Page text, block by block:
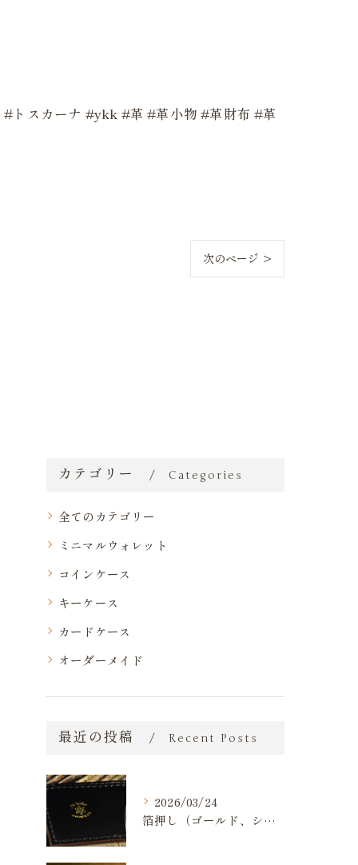
スカーナ #ykk #革 #革小物 #革財布 #革
次のページ >
カテゴリー Categories
全てのカテゴリー
ミニマルウォレット
コインケース
キーケース
カードケース
オーダーメイド
最近の投稿 Recent Posts
2026/03/24
箔押し（ゴールド、シルバー）が出来るようになりました。